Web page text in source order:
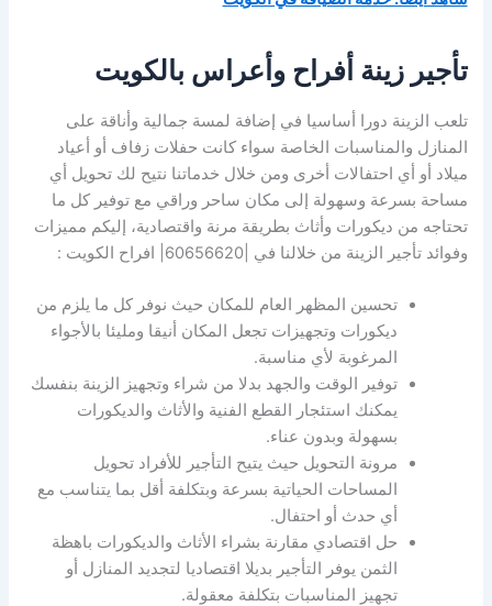
تأجير زينة أفراح وأعراس بالكويت
تلعب الزينة دورا أساسيا في إضافة لمسة جمالية وأناقة على
المنازل والمناسبات الخاصة سواء كانت حفلات زفاف أو أعياد
ميلاد أو أي احتفالات أخرى ومن خلال خدماتنا نتيح لك تحويل أي
مساحة بسرعة وسهولة إلى مكان ساحر وراقي مع توفير كل ما
تحتاجه من ديكورات وأثاث بطريقة مرنة واقتصادية، إليكم مميزات
وفوائد تأجير الزينة من خلالنا في |60656620| افراح الكويت :
تحسين المظهر العام للمكان حيث نوفر كل ما يلزم من
ديكورات وتجهيزات تجعل المكان أنيقا ومليئا بالأجواء
المرغوبة لأي مناسبة.
توفير الوقت والجهد بدلا من شراء وتجهيز الزينة بنفسك
يمكنك استئجار القطع الفنية والأثاث والديكورات
بسهولة وبدون عناء.
مرونة التحويل حيث يتيح التأجير للأفراد تحويل
المساحات الحياتية بسرعة وبتكلفة أقل بما يتناسب مع
أي حدث أو احتفال.
حل اقتصادي مقارنة بشراء الأثاث والديكورات باهظة
الثمن يوفر التأجير بديلا اقتصاديا لتجديد المنازل أو
تجهيز المناسبات بتكلفة معقولة.